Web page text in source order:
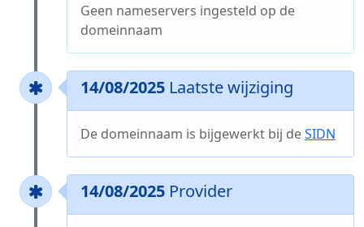
Geen nameservers ingesteld op de
domeinnaam
14/08/2025 Laatste wijziging
De domeinnaam is bijgewerkt bij deSIDN
14/08/2025 Provider